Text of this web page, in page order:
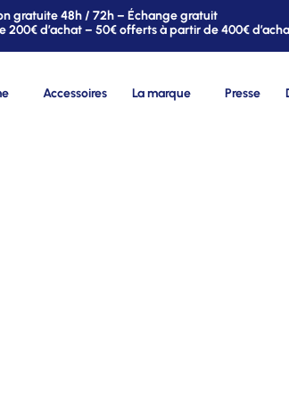
gratuite 48h / 72h – Échange gratuit
200€ d’achat – 50€ offerts à partir de 400€
Accessoires La marque Presse